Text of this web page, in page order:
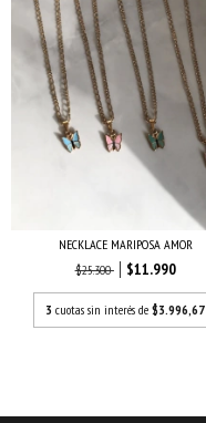
NECKLACE MARIPOSA AMOR
$25.300
$11.990
3 cuotas sin interés de$3.996,67